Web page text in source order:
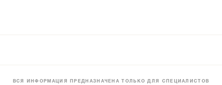
ВСЯ ИНФОРМАЦИЯ ПРЕДНАЗНАЧЕНА ТОЛЬКО ДЛЯ СПЕЦИАЛИСТОВ